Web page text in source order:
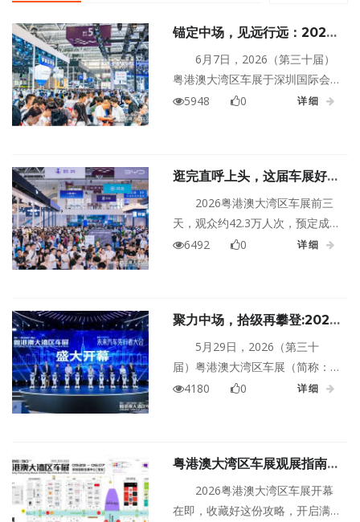
锚定中场，见远行远：2026
粤港澳大湾区车展圆满闭幕
6月7日，2026（第三十届）
粤港澳大湾区车展于深圳国际会
展中心（宝安）圆满闭幕，展会
现多元特色场景，为技术融合与
生态重构筑牢基石。展期吸引81
万人次观展，预定成交车辆39253
辆，预定成交金额约82.5亿元。
5948 0 详细
逛完直呼上头，这届车展好玩
到大小朋友都不想走
2026粤港澳大湾区车展前三
天，观众约42.3万人次，预定成
交13814台车。这么多人选择的车
6492 0 详细
聚力中场，拾级再攀登:2026
粤港澳大湾区车展盛大启幕
5月29日，2026（第三十
届）粤港澳大湾区车展（简称：
2026粤港澳大湾区车展）于深圳
汽车应用及生态领域的创新成
果，聚合产业资源，激发共生发
展新力量。
4180 0 详细
粤港澳大湾区车展观展指南|5
月29日启幕！给你快速划车
展重点→
2026粤港澳大湾区车展开幕
在即，收藏好这份攻略，开启满